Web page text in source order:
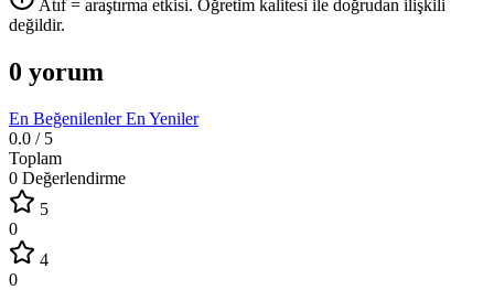
Atıf = araştırma etkisi. Öğretim kalitesi ile doğrudan ilişkili
değildir.
0 yorum
En BeğenilenlerEn Yeniler
0.0 / 5
Toplam
0 Değerlendirme
5
0
4
0